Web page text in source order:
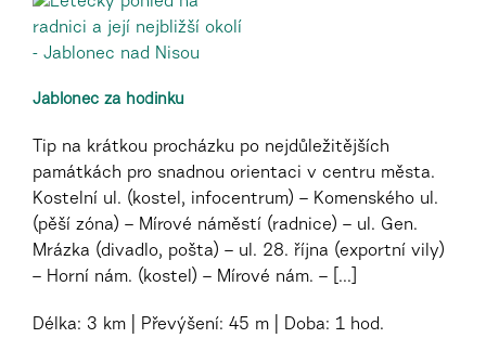
Jablonec za hodinku
Tip na krátkou procházku po nejdůležitějších
památkách pro snadnou orientaci v centru města.
Kostelní ul. (kostel, infocentrum) – Komenského ul.
(pěší zóna) – Mírové náměstí (radnice) – ul. Gen.
Mrázka (divadlo, pošta) – ul. 28. října (exportní vily)
– Horní nám. (kostel) – Mírové nám. – [...]
Délka: 3 km Převýšení: 45 m Doba: 1 hod.